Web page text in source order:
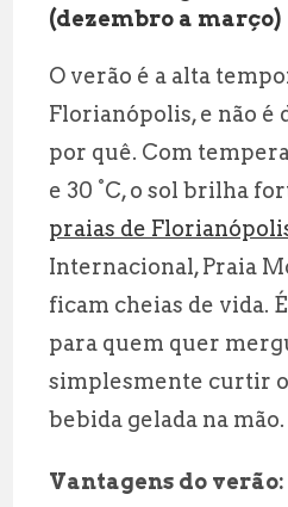
(dezembro a março)
O verão é a alta
Florianópolis, e não
por quê. Com
e 30 °C, o sol brilha
praias de
Internacional, Praia
ficam cheias de vida.
para quem quer
simplesmente curtir
bebida gelada na mão.
Vantagens do verão: